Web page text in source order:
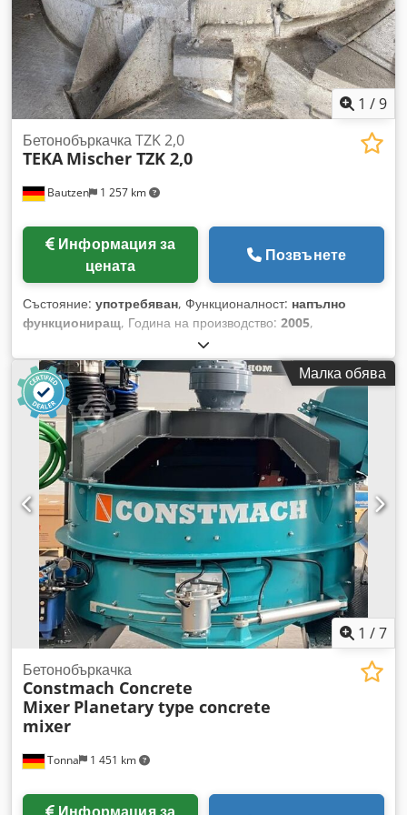
1 /9
Bautzen 1 257 km
Бетонобъркачка TZK 2,0
TEKA Mischer TZK 2,0
Информация за
цената
Позвънете
Състояние: употребяван, Функционалност: напълно
функциониращ, Година на производство: 2005,
Бетонобъркачка TEKA TZK 2,0 Капацитет на смесване: 2
куб. м. Керамична облицовка отвътре Crodpjywn T Tsfx
Akajf Все още не е демонтирана
Малка обява
1 /7
Tonna 1 451 km
Бетонобъркачка
Constmach Concrete
Mixer Planetary type concrete
mixer